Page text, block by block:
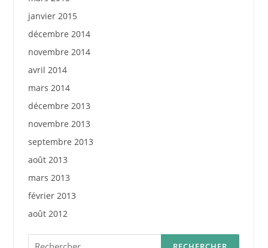
janvier 2015
décembre 2014
novembre 2014
avril 2014
mars 2014
décembre 2013
novembre 2013
septembre 2013
août 2013
mars 2013
février 2013
août 2012
Rechercher :